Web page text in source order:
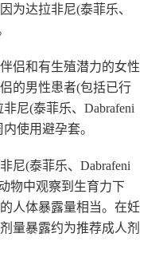
为达拉非尼(泰菲乐、
侣和有生殖潜力的女性
的男性患者(包括已行
尼(泰菲乐、Dabrafeni
使用避孕套。
尼(泰菲乐、Dabrafeni
物中观察到生育力下
人体暴露量相当。在妊
量暴露约为推荐成人剂